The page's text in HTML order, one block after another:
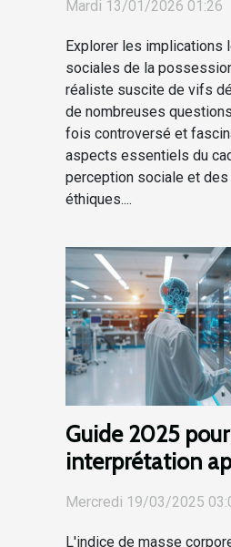
Mardi 13/01/2026 01:26
Explorer les implications
sociales de la
réaliste suscite de vifs
de nombreuses
fois controversé et
aspects essentiels du
perception sociale et des
éthiques....
Guide 2025
interprétation
Mercredi 19/03/2025
L'indice de masse